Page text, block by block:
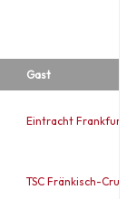
Gast
Eintracht Frankfurt
TSC Fränkisch-